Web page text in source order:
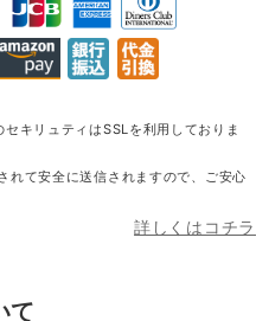
キリュティはSSLを利用しておりま
れて安全に送信されますので、ご安心
詳しくはコチラ
て